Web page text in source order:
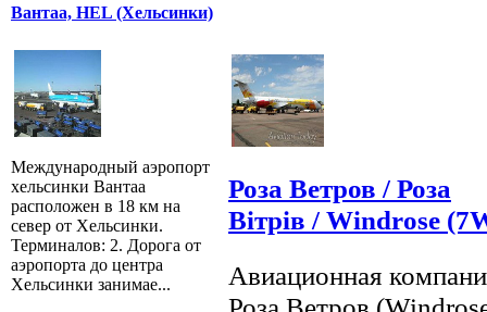
Вантаа, HEL (Хельсинки)
Международный аэропорт
хельсинки Вантаа
расположен в 18 км на
север от Хельсинки.
Терминалов: 2. Дорога от
аэропорта до центра
Хельсинки занимае...
Роза Ветров / Роза
Вітрів / Windrose
Авиационная